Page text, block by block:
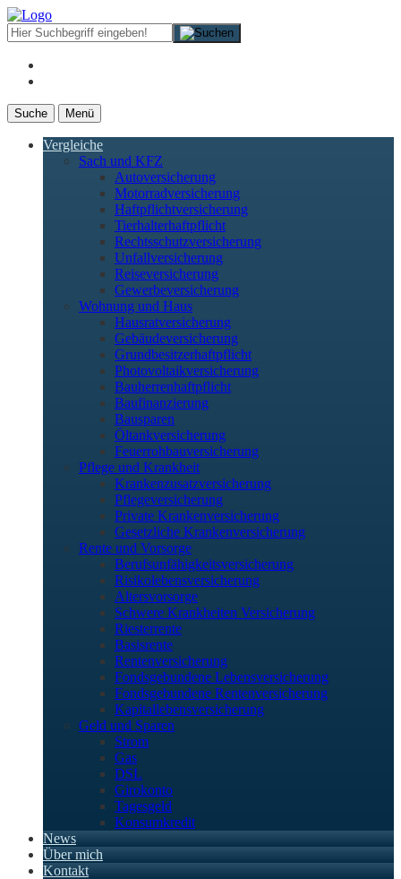
Suche Menü
Vergleiche
Sach und KFZ
Autoversicherung
Motorradversicherung
Haftpflichtversicherung
Tierhalterhaftpflicht
Rechtsschutzversicherung
Unfallversicherung
Reiseversicherung
Gewerbeversicherung
Wohnung und Haus
Hausratversicherung
Gebäudeversicherung
Grundbesitzerhaftpflicht
Photovoltaikversicherung
Bauherrenhaftpflicht
Baufinanzierung
Bausparen
Öltankversicherung
Feuerrohbauversicherung
Pflege und Krankheit
Krankenzusatzversicherung
Pflegeversicherung
Private Krankenversicherung
Gesetzliche Krankenversicherung
Rente und Vorsorge
Berufs­unfähigkeitsversicherung
Risikolebensversicherung
Altersvorsorge
Schwere Krankheiten Versicherung
Riesterrente
Basisrente
Rentenversicherung
Fondsgebundene Lebensversicherung
Fondsgebundene Rentenversicherung
Kapitallebensversicherung
Geld und Sparen
Strom
Gas
DSL
Girokonto
Tagesgeld
Konsumkredit
News
Über mich
Kontakt